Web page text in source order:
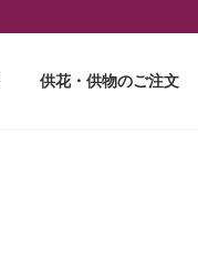
供花・供物のご注文